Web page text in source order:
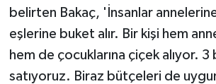
belirten Bakaç, 'İnsanlar
eşlerine buket alır. Bir kişi hem
hem de çocuklarına çiçek alıyor.
satıyoruz. Biraz bütçeleri de